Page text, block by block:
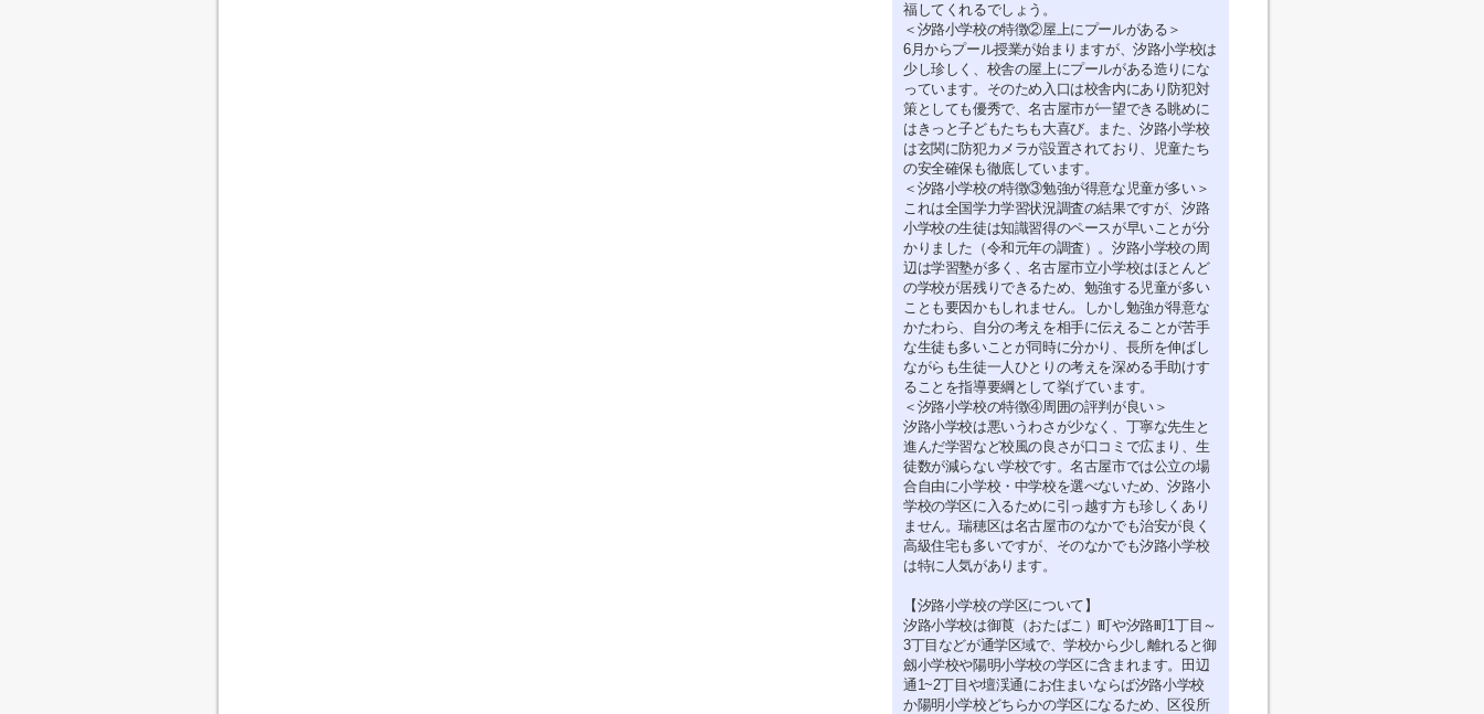
福してくれるでしょう。
＜汐路小学校の特徴②屋上にプールがある＞
6月からプール授業が始まりますが、汐路小学校は
少し珍しく、校舎の屋上にプールがある造りにな
っています。そのため入口は校舎内にあり防犯対
策としても優秀で、名古屋市が一望できる眺めに
はきっと子どもたちも大喜び。また、汐路小学校
は玄関に防犯カメラが設置されており、児童たち
の安全確保も徹底しています。
＜汐路小学校の特徴③勉強が得意な児童が多い＞
これは全国学力学習状況調査の結果ですが、汐路
小学校の生徒は知識習得のペースが早いことが分
かりました（令和元年の調査）。汐路小学校の周
辺は学習塾が多く、名古屋市立小学校はほとんど
の学校が居残りできるため、勉強する児童が多い
ことも要因かもしれません。しかし勉強が得意な
かたわら、自分の考えを相手に伝えることが苦手
な生徒も多いことが同時に分かり、長所を伸ばし
ながらも生徒一人ひとりの考えを深める手助けす
ることを指導要綱として挙げています。
＜汐路小学校の特徴④周囲の評判が良い＞
汐路小学校は悪いうわさが少なく、丁寧な先生と
進んだ学習など校風の良さが口コミで広まり、生
徒数が減らない学校です。名古屋市では公立の場
合自由に小学校・中学校を選べないため、汐路小
学校の学区に入るために引っ越す方も珍しくあり
ません。瑞穂区は名古屋市のなかでも治安が良く
高級住宅も多いですが、そのなかでも汐路小学校
は特に人気があります。
【汐路小学校の学区について】
汐路小学校は御莨（おたばこ）町や汐路町1丁目～
3丁目などが通学区域で、学校から少し離れると御
劔小学校や陽明小学校の学区に含まれます。田辺
通1~2丁目や壇渓通にお住まいならば汐路小学校
か陽明小学校どちらかの学区になるため、区役所